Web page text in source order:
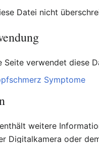
Datei nicht
Seite verwendet diese
Symptome
weitere
Digitalkamera oder